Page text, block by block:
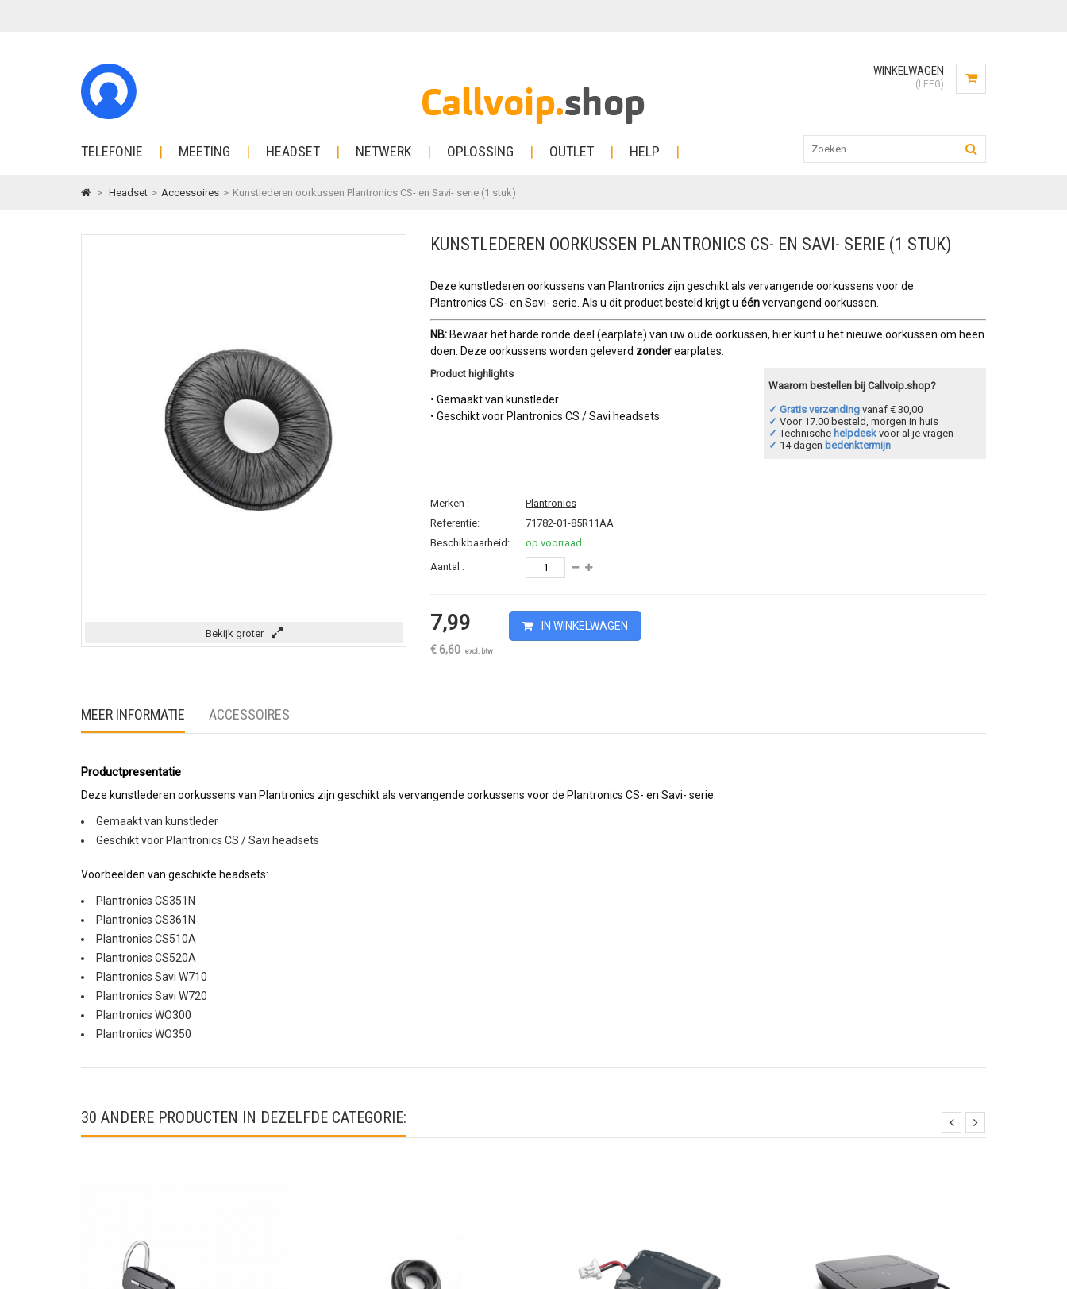
WINKELWAGEN
(LEEG)
TELEFONIE MEETING HEADSET NETWERK OPLOSSING OUTLET HELP
> Headset > Accessoires > Kunstlederen oorkussen Plantronics CS- en Savi- serie (1 stuk)
Bekijk groter
KUNSTLEDEREN OORKUSSEN PLANTRONICS CS- EN SAVI- SERIE (1 STUK)
Deze kunstlederen oorkussens van Plantronics zijn geschikt als vervangende oorkussens voor de
Plantronics CS- en Savi- serie. Als u dit product besteld krijgt u éénvervangend oorkussen.
NB:Bewaar het harde ronde deel (earplate) van uw oude oorkussen, hier kunt u het nieuwe oorkussen om heen
doen. Deze oorkussens worden geleverd zonderearplates.
Product highlights
• Gemaakt van kunstleder
• Geschikt voor Plantronics CS / Savi headsets
Waarom bestellen bij Callvoip.shop?
✓ Gratis verzending vanaf € 30,00
✓ Voor 17.00 besteld, morgen in huis
✓ Technische helpdesk voor al je vragen
✓ 14 dagen bedenktermijn
Merken :
Plantronics
Referentie:
71782-01-85R11AA
Beschikbaarheid:
op voorraad
Aantal :
7,99
€ 6,60 excl. btw
IN WINKELWAGEN
MEER INFORMATIE ACCESSOIRES
Productpresentatie
Deze kunstlederen oorkussens van Plantronics zijn geschikt als vervangende oorkussens voor de Plantronics CS- en Savi- serie.
Gemaakt van kunstleder
Geschikt voor Plantronics CS / Savi headsets
Voorbeelden van geschikte headsets:
Plantronics CS351N
Plantronics CS361N
Plantronics CS510A
Plantronics CS520A
Plantronics Savi W710
Plantronics Savi W720
Plantronics WO300
Plantronics WO350
30 ANDERE PRODUCTEN IN DEZELFDE CATEGORIE: